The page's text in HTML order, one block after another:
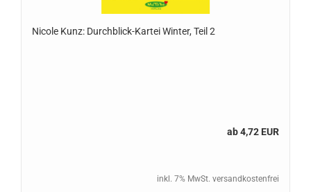
Nicole Kunz: Durchblick-Kartei Winter, Teil 2
ab 4,72 EUR
inkl. 7% MwSt. versandkostenfrei